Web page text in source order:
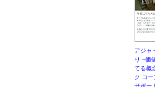
アジャ
り ~価
てる概
ク コ